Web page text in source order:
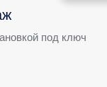
под ключ